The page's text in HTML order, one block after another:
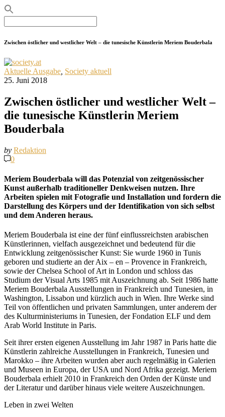
for:
Zwischen östlicher und westlicher Welt – die tunesische Künstlerin Meriem Bouderbala
Aktuelle Ausgabe Society aktuell
25. Juni 2018
Zwischen östlicher und westlicher Welt –
die tunesische Künstlerin Meriem
Bouderbala
by Redaktion
0
Meriem Bouderbala will das Potenzial von zeitgenössischer
Kunst außerhalb traditioneller Denkweisen nutzen. Ihre
Arbeiten spielen mit Fotografie und Installation und fordern die
Darstellung des Körpers und der Identifikation von sich selbst
und dem Anderen heraus.
Meriem Bouderbala ist eine der fünf einflussreichsten arabischen
Künstlerinnen, vielfach ausgezeichnet und bedeutend für die
Entwicklung zeitgenössischer Kunst: Sie wurde 1960 in Tunis
geboren und studierte an der Aix – en – Provence in Frankreich,
sowie der Chelsea School of Art in London und schloss das
Studium der Visual Arts 1985 mit Auszeichnung ab. Seit 1986 hatte
Meriem Bouderbala Ausstellungen in Frankreich und Tunesien, in
Washington, Lissabon und kürzlich auch in Wien. Ihre Werke sind
Teil von öffentlichen und privaten Sammlungen, unter anderem der
des Kulturministeriums in Tunesien, der Fondation ELF und dem
Arab World Institute in Paris.
Seit ihrer ersten eigenen Ausstellung im Jahr 1987 in Paris hatte die
Künstlerin zahlreiche Ausstellungen in Frankreich, Tunesien und
Marokko – ihre Arbeiten wurden aber auch regelmäßig in Galerien
und Museen in Europa, der USA und Nord Afrika gezeigt. Meriem
Bouderbala erhielt 2010 in Frankreich den Orden der Künste und
der Literatur und darüber hinaus viele weitere Auszeichnungen.
Leben in zwei Welten